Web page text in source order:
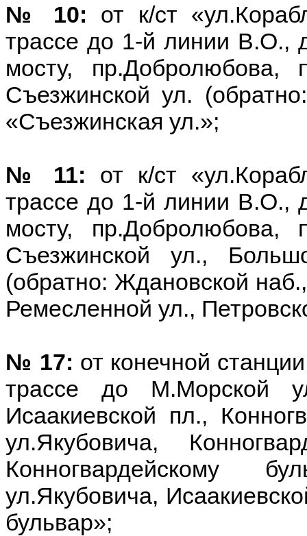
№ 10: от к/ст
трассе до 1-й линии В.О.,
мосту, пр.Добролюбова,
Съезжинской ул.
«Съезжинская ул.»;
№ 11: от к/ст
трассе до 1-й линии В.О.,
мосту, пр.Добролюбова,
Съезжинской ул.,
(обратно: Ждановской
Ремесленной ул.,
№ 17: от конечной
трассе до М.Морской
Исаакиевской пл.,
ул.Якубовича,
Конногвардейскому
ул.Якубовича,
бульвар»;